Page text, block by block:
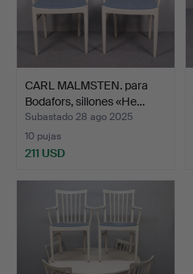
CARL MALMSTEN. para
Bodafors, sillones «He…
Subastado 28 ago 2025
10 pujas
211 USD